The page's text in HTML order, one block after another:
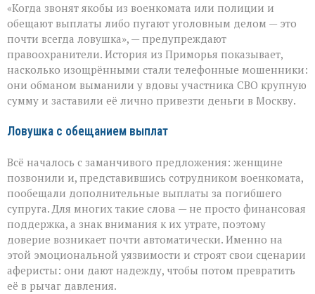
сыграли
на
самом
больном»:
вдова
военного
лишилась
миллионов
из‑за
«Когда звонят якобы из военкомата или полиции и
обещают выплаты либо пугают уголовным делом — это
почти всегда ловушка», — предупреждают
правоохранители. История из Приморья показывает,
насколько изощрёнными стали телефонные мошенники:
они обманом выманили у вдовы участника СВО крупную
сумму и заставили её лично привезти деньги в Москву.
Ловушка с обещанием выплат
Всё началось с заманчивого предложения: женщине
позвонили и, представившись сотрудником военкомата,
пообещали дополнительные выплаты за погибшего
супруга. Для многих такие слова — не просто финансовая
поддержка, а знак внимания к их утрате, поэтому
доверие возникает почти автоматически. Именно на
этой эмоциональной уязвимости и строят свои сценарии
аферисты: они дают надежду, чтобы потом превратить
её в рычаг давления.